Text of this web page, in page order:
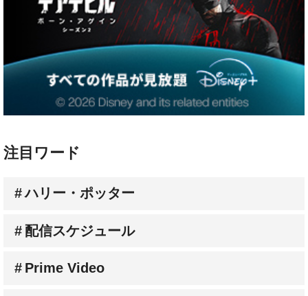
注目ワード
ハリー・ポッター
配信スケジュール
Prime Video
Netflix